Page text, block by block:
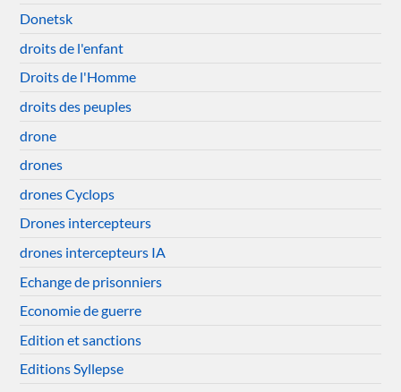
Donetsk
droits de l'enfant
Droits de l'Homme
droits des peuples
drone
drones
drones Cyclops
Drones intercepteurs
drones intercepteurs IA
Echange de prisonniers
Economie de guerre
Edition et sanctions
Editions Syllepse